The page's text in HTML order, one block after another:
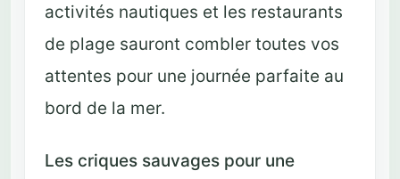
activités nautiques et les restaurants
de plage sauront combler toutes vos
attentes pour une journée parfaite au
bord de la mer.
Les criques sauvages pour une